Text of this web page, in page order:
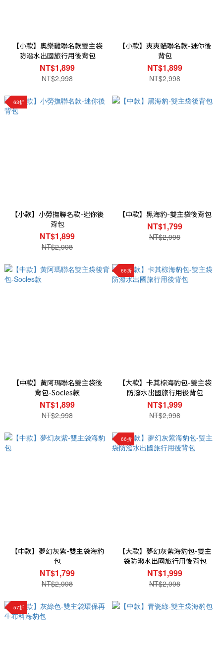
【小款】奧樂雞聯名款雙主袋
防潑水出國旅行用後背包
NT$1,899
NT$2,998
【小款】爽爽貓聯名款-迷你後
背包
NT$1,899
NT$2,998
63折
【小款】小勞撫聯名款-迷你後
背包
NT$1,899
NT$2,998
【中款】黑海豹-雙主袋後背包
NT$1,799
NT$2,998
【中款】黃阿瑪聯名雙主袋後
背包-Socles款
NT$1,899
NT$2,998
66折
【大款】卡其棕海豹包-雙主袋
防潑水出國旅行用後背包
NT$1,999
NT$2,998
【中款】夢幻灰紫-雙主袋海豹
包
NT$1,799
NT$2,998
66折
【大款】夢幻灰紫海豹包-雙主
袋防潑水出國旅行用後背包
NT$1,999
NT$2,998
57折